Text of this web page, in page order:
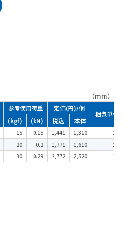
（mm）
参考使用荷重 定価(円)/個
梱包単位
(kgf) (kN) 税込 本体
15 0.15 1,441 1,310
20
20 0.2 1,771 1,610
20
30 0.29 2,772 2,520 10